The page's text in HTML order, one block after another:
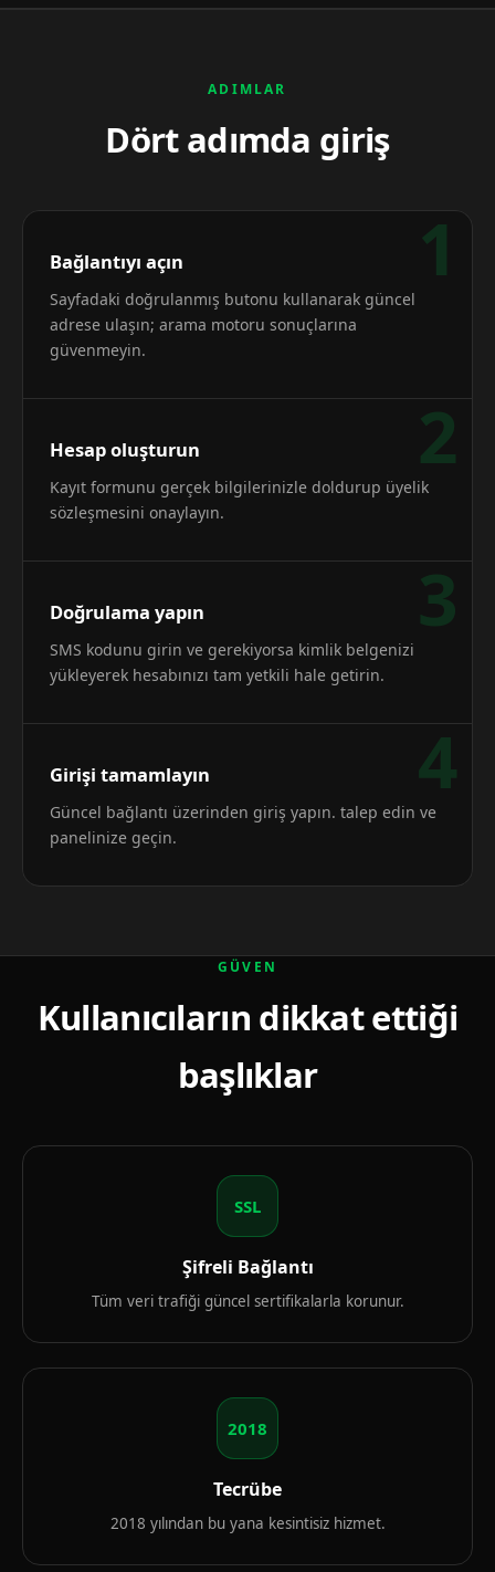
ADIMLAR
Dört adımda giriş
1
Bağlantıyı açın
Sayfadaki doğrulanmış butonu kullanarak güncel
adrese ulaşın; arama motoru sonuçlarına
güvenmeyin.
2
Hesap oluşturun
Kayıt formunu gerçek bilgilerinizle doldurup üyelik
sözleşmesini onaylayın.
3
Doğrulama yapın
SMS kodunu girin ve gerekiyorsa kimlik belgenizi
yükleyerek hesabınızı tam yetkili hale getirin.
4
Girişi tamamlayın
Güncel bağlantı üzerinden giriş yapın. talep edin ve
panelinize geçin.
GÜVEN
Kullanıcıların dikkat ettiği
başlıklar
SSL
Şifreli Bağlantı
Tüm veri trafiği güncel sertifikalarla korunur.
2018
Tecrübe
2018 yılından bu yana kesintisiz hizmet.